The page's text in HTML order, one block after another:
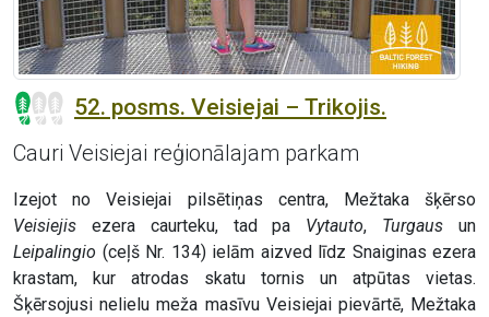
52. posms. Veisiejai – Trikojis.
Cauri Veisiejai reģionālajam parkam
Izejot no Veisiejai pilsētiņas centra, Mežtaka šķērso
Veisiejis ezera caurteku, tad pa Vytauto, Turgaus un
Leipalingio (ceļš Nr. 134) ielām aizved līdz Snaiginas ezera
krastam, kur atrodas skatu tornis un atpūtas vietas.
Šķērsojusi nelielu meža masīvu Veisiejai pievārtē, Mežtaka